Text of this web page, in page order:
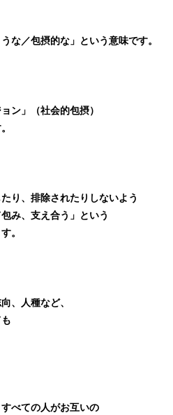
な／包摂的な」という意味です。
ン」（社会的包摂）
り、排除されたりしないよう
み、支え合う」という
。
、人種など、
べての人がお互いの